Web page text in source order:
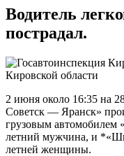
Водитель
пострадал.
Кировской области
2 июня около 16:35 на
Советск — Яранск»
грузовым автомобилем
летний мужчина, и
летней женщины.